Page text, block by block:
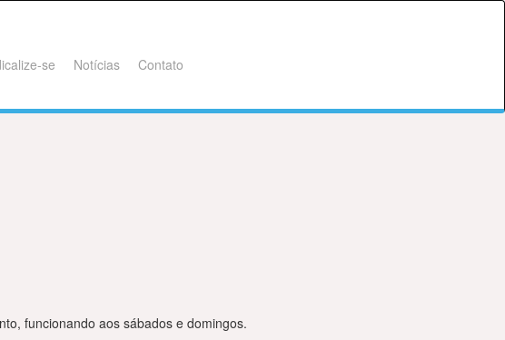
se Notícias Contato
funcionando aos sábados e domingos.